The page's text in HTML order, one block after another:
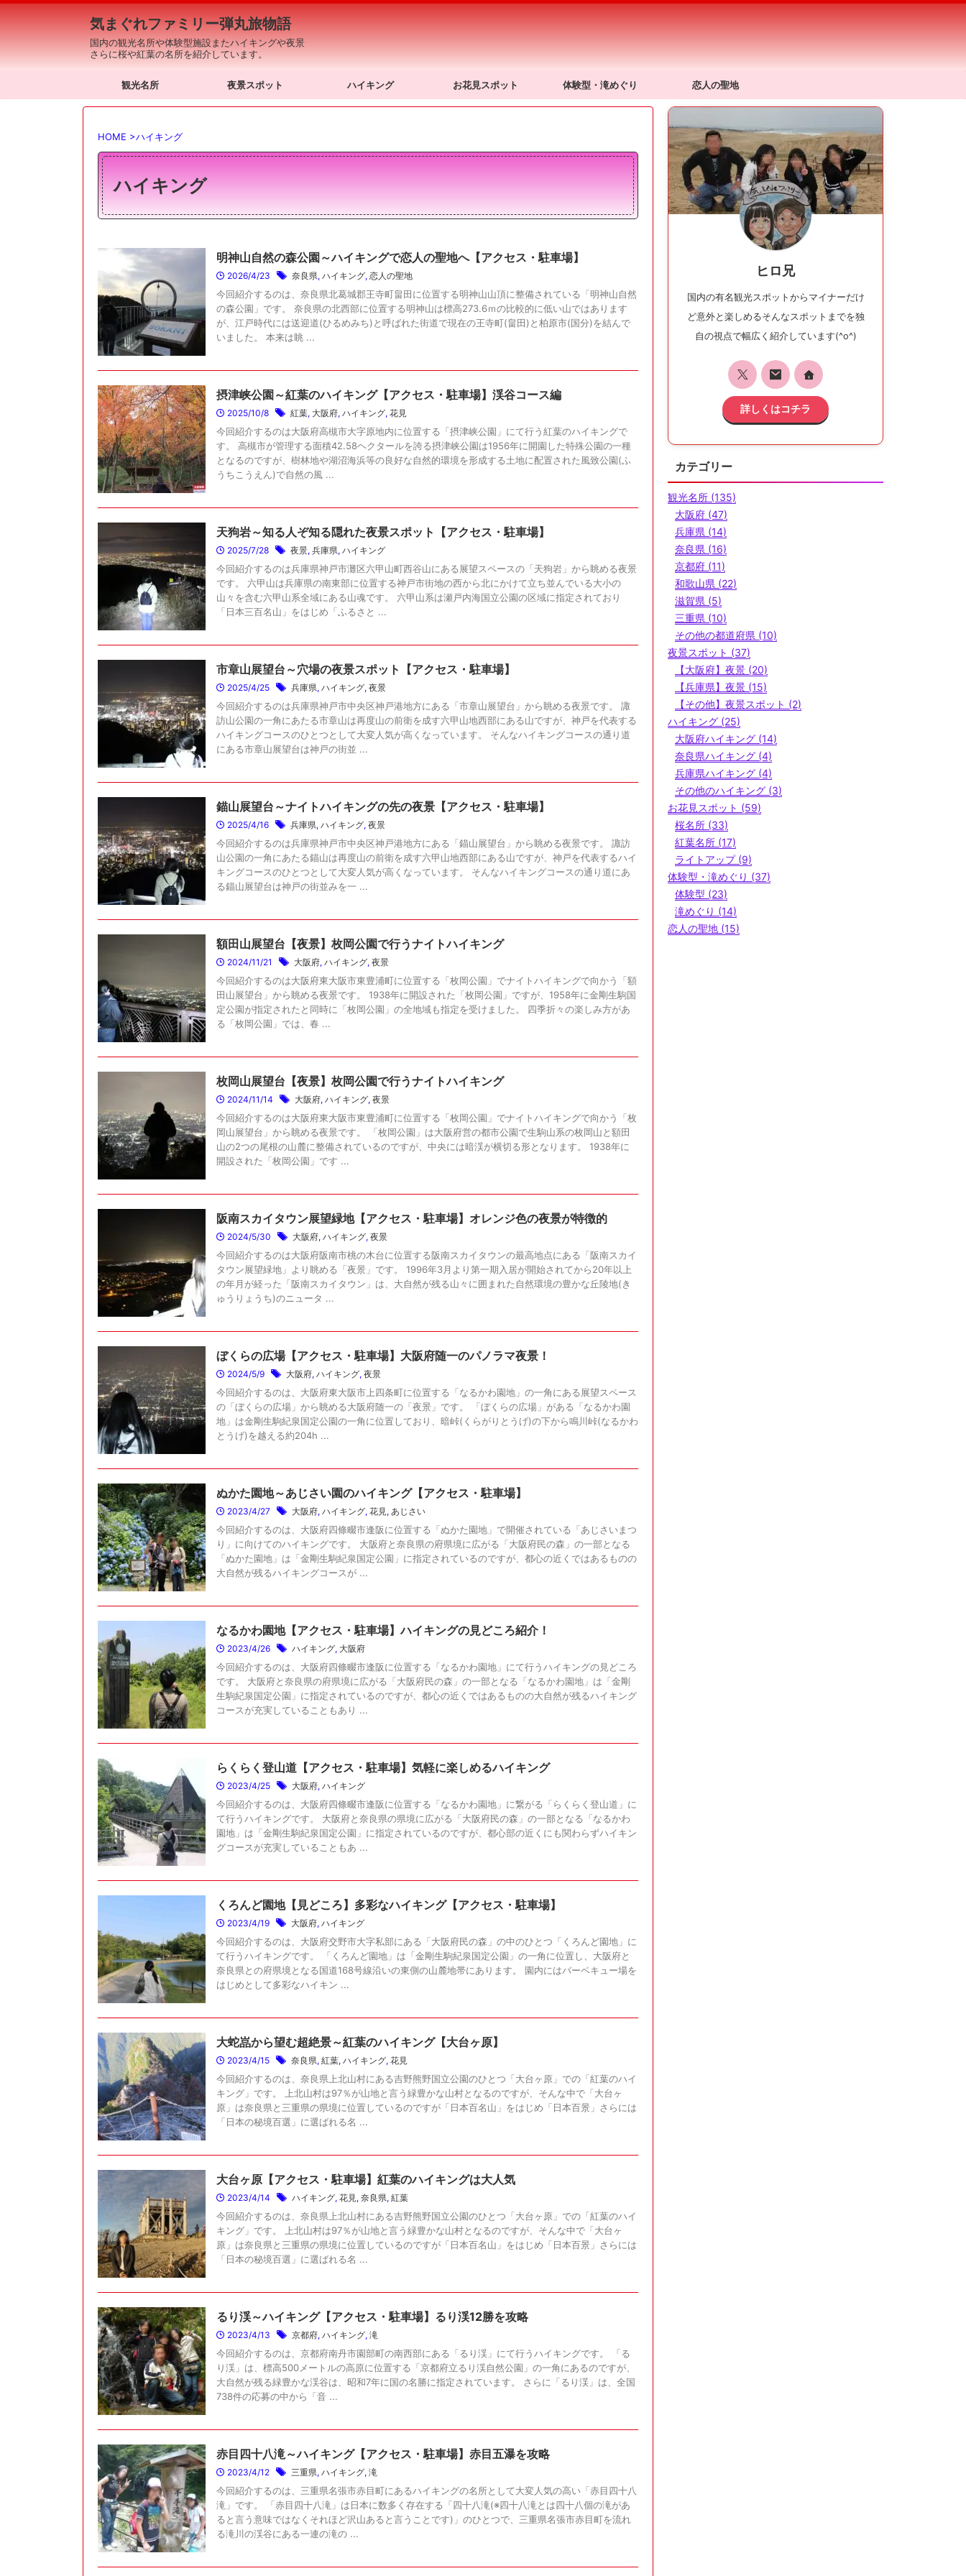
気まぐれファミリー弾丸旅物語
国内の観光名所や体験型施設またハイキングや夜景
さらに桜や紅葉の名所を紹介しています。
観光名所 夜景スポット ハイキング お花見スポット 体験型・滝めぐり 恋人の聖地
HOME >ハイキング
ハイキング
明神山自然の森公園～ハイキングで恋人の聖地へ【アクセス・駐車場】
2026/4/23 奈良県, ハイキング, 恋人の聖地
今回紹介するのは、奈良県北葛城郡王寺町畠田に位置する明神山山頂に整備されている「明神山自然
の森公園」です。 奈良県の北西部に位置する明神山は標高273.6ｍの比較的に低い山ではあります
が、江戸時代には送迎道(ひるめみち)と呼ばれた街道で現在の王寺町(畠田)と柏原市(国分)を結んで
いました。 本来は眺 ...
摂津峡公園～紅葉のハイキング【アクセス・駐車場】渓谷コース編
2025/10/8 紅葉, 大阪府, ハイキング, 花見
今回紹介するのは大阪府高槻市大字原地内に位置する「摂津峡公園」にて行う紅葉のハイキングで
す。 高槻市が管理する面積42.58ヘクタールを誇る摂津峡公園は1956年に開園した特殊公園の一種
となるのですが、樹林地や湖沼海浜等の良好な自然的環境を形成する土地に配置された風致公園(ふ
うちこうえん)で自然の風 ...
天狗岩～知る人ぞ知る隠れた夜景スポット【アクセス・駐車場】
2025/7/28 夜景, 兵庫県, ハイキング
今回紹介するのは兵庫県神戸市灘区六甲山町西谷山にある展望スペースの「天狗岩」から眺める夜景
です。 六甲山は兵庫県の南東部に位置する神戸市街地の西から北にかけて立ち並んでいる大小の
山々を含む六甲山系全域にある山魂です。 六甲山系は瀬戸内海国立公園の区域に指定されており
「日本三百名山」をはじめ「ふるさと ...
市章山展望台～穴場の夜景スポット【アクセス・駐車場】
2025/4/25 兵庫県, ハイキング, 夜景
今回紹介するのは兵庫県神戸市中央区神戸港地方にある「市章山展望台」から眺める夜景です。 諏
訪山公園の一角にあたる市章山は再度山の前衛を成す六甲山地西部にある山ですが、神戸を代表する
ハイキングコースのひとつとして大変人気が高くなっています。 そんなハイキングコースの通り道
にある市章山展望台は神戸の街並 ...
錨山展望台～ナイトハイキングの先の夜景【アクセス・駐車場】
2025/4/16 兵庫県, ハイキング, 夜景
今回紹介するのは兵庫県神戸市中央区神戸港地方にある「錨山展望台」から眺める夜景です。 諏訪
山公園の一角にあたる錨山は再度山の前衛を成す六甲山地西部にある山ですが、神戸を代表するハイ
キングコースのひとつとして大変人気が高くなっています。 そんなハイキングコースの通り道にあ
る錨山展望台は神戸の街並みを一 ...
額田山展望台【夜景】枚岡公園で行うナイトハイキング
2024/11/21 大阪府, ハイキング, 夜景
今回紹介するのは大阪府東大阪市東豊浦町に位置する「枚岡公園」でナイトハイキングで向かう「額
田山展望台」から眺める夜景です。 1938年に開設された「枚岡公園」ですが、1958年に金剛生駒国
定公園が指定されたと同時に「枚岡公園」の全地域も指定を受けました。 四季折々の楽しみ方があ
る「枚岡公園」では、春 ...
枚岡山展望台【夜景】枚岡公園で行うナイトハイキング
2024/11/14 大阪府, ハイキング, 夜景
今回紹介するのは大阪府東大阪市東豊浦町に位置する「枚岡公園」でナイトハイキングで向かう「枚
岡山展望台」から眺める夜景です。 「枚岡公園」は大阪府営の都市公園で生駒山系の枚岡山と額田
山の2つの尾根の山麓に整備されているのですが、中央には暗渓が横切る形となります。 1938年に
開設された「枚岡公園」です ...
阪南スカイタウン展望緑地【アクセス・駐車場】オレンジ色の夜景が特徴的
2024/5/30 大阪府, ハイキング, 夜景
今回紹介するのは大阪府阪南市桃の木台に位置する阪南スカイタウンの最高地点にある「阪南スカイ
タウン展望緑地」より眺める「夜景」です。 1996年3月より第一期入居が開始されてから20年以上
の年月が経った「阪南スカイタウン」は、大自然が残る山々に囲まれた自然環境の豊かな丘陵地(き
ゅうりょうち)のニュータ ...
ぼくらの広場【アクセス・駐車場】大阪府随一のパノラマ夜景！
2024/5/9 大阪府, ハイキング, 夜景
今回紹介するのは、大阪府東大阪市上四条町に位置する「なるかわ園地」の一角にある展望スペース
の「ぼくらの広場」から眺める大阪府随一の「夜景」です。 「ぼくらの広場」がある「なるかわ園
地」は金剛生駒紀泉国定公園の一角に位置しており、暗峠(くらがりとうげ)の下から鳴川峠(なるかわ
とうげ)を越える約204h ...
ぬかた園地～あじさい園のハイキング【アクセス・駐車場】
2023/4/27 大阪府, ハイキング, 花見, あじさい
今回紹介するのは、大阪府四條畷市逢阪に位置する「ぬかた園地」で開催されている「あじさいまつ
り」に向けてのハイキングです。 大阪府と奈良県の府県境に広がる「大阪府民の森」の一部となる
「ぬかた園地」は「金剛生駒紀泉国定公園」に指定されているのですが、都心の近くではあるものの
大自然が残るハイキングコースが ...
なるかわ園地【アクセス・駐車場】ハイキングの見どころ紹介！
2023/4/26 ハイキング, 大阪府
今回紹介するのは、大阪府四條畷市逢阪に位置する「なるかわ園地」にて行うハイキングの見どころ
です。 大阪府と奈良県の府県境に広がる「大阪府民の森」の一部となる「なるかわ園地」は「金剛
生駒紀泉国定公園」に指定されているのですが、都心の近くではあるものの大自然が残るハイキング
コースが充実していることもあり ...
らくらく登山道【アクセス・駐車場】気軽に楽しめるハイキング
2023/4/25 大阪府, ハイキング
今回紹介するのは、大阪府四條畷市逢阪に位置する「なるかわ園地」に繋がる「らくらく登山道」に
て行うハイキングです。 大阪府と奈良県の県境に広がる「大阪府民の森」の一部となる「なるかわ
園地」は「金剛生駒紀泉国定公園」に指定されているのですが、都心部の近くにも関わらずハイキン
グコースが充実していることもあ ...
くろんど園地【見どころ】多彩なハイキング【アクセス・駐車場】
2023/4/19 大阪府, ハイキング
今回紹介するのは、大阪府交野市大字私部にある「大阪府民の森」の中のひとつ「くろんど園地」に
て行うハイキングです。 「くろんど園地」は「金剛生駒紀泉国定公園」の一角に位置し、大阪府と
奈良県との府県境となる国道168号線沿いの東側の山麓地帯にあります。 園内にはバーベキュー場を
はじめとして多彩なハイキン ...
大蛇嵓から望む超絶景～紅葉のハイキング【大台ヶ原】
2023/4/15 奈良県, 紅葉, ハイキング, 花見
今回紹介するのは、奈良県上北山村にある吉野熊野国立公園のひとつ「大台ヶ原」での「紅葉のハイ
キング」です。 上北山村は97％が山地と言う緑豊かな山村となるのですが、そんな中で「大台ヶ
原」は奈良県と三重県の県境に位置しているのですが「日本百名山」をはじめ「日本百景」さらには
「日本の秘境百選」に選ばれる名 ...
大台ヶ原【アクセス・駐車場】紅葉のハイキングは大人気
2023/4/14 ハイキング, 花見, 奈良県, 紅葉
今回紹介するのは、奈良県上北山村にある吉野熊野国立公園のひとつ「大台ヶ原」での「紅葉のハイ
キング」です。 上北山村は97％が山地と言う緑豊かな山村となるのですが、そんな中で「大台ヶ
原」は奈良県と三重県の県境に位置しているのですが「日本百名山」をはじめ「日本百景」さらには
「日本の秘境百選」に選ばれる名 ...
るり渓～ハイキング【アクセス・駐車場】るり渓12勝を攻略
2023/4/13 京都府, ハイキング, 滝
今回紹介するのは、京都府南丹市園部町の南西部にある「るり渓」にて行うハイキングです。 「る
り渓」は、標高500メートルの高原に位置する「京都府立るり渓自然公園」の一角にあるのですが、
大自然が残る緑豊かな渓谷は、昭和7年に国の名勝に指定されています。 さらに「るり渓」は、全国
738件の応募の中から「音 ...
赤目四十八滝～ハイキング【アクセス・駐車場】赤目五瀑を攻略
2023/4/12 三重県, ハイキング, 滝
今回紹介するのは、三重県名張市赤目町にあるハイキングの名所として大変人気の高い「赤目四十八
滝」です。 「赤目四十八滝」は日本に数多く存在する「四十八滝(※四十八滝とは四十八個の滝があ
ると言う意味ではなくそれほど沢山あると言うことです)」のひとつで、三重県名張市赤目町を流れ
る滝川の渓谷にある一連の滝の ...
ヒロ兄
国内の有名観光スポットからマイナーだけ
ど意外と楽しめるそんなスポットまでを独
自の視点で幅広く紹介しています(^o^)
詳しくはコチラ
カテゴリー
観光名所 (135)
大阪府 (47)
兵庫県 (14)
奈良県 (16)
京都府 (11)
和歌山県 (22)
滋賀県 (5)
三重県 (10)
その他の都道府県 (10)
夜景スポット (37)
【大阪府】夜景 (20)
【兵庫県】夜景 (15)
【その他】夜景スポット (2)
ハイキング (25)
大阪府ハイキング (14)
奈良県ハイキング (4)
兵庫県ハイキング (4)
その他のハイキング (3)
お花見スポット (59)
桜名所 (33)
紅葉名所 (17)
ライトアップ (9)
体験型・滝めぐり (37)
体験型 (23)
滝めぐり (14)
恋人の聖地 (15)